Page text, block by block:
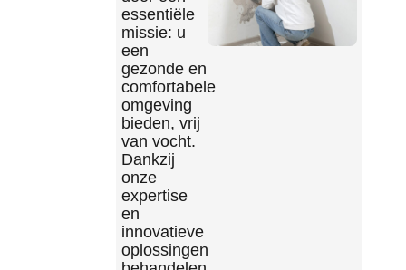
essentiële
missie: u
een
gezonde en
comfortabele
omgeving
bieden, vrij
van vocht.
Dankzij
onze
expertise
en
innovatieve
oplossingen